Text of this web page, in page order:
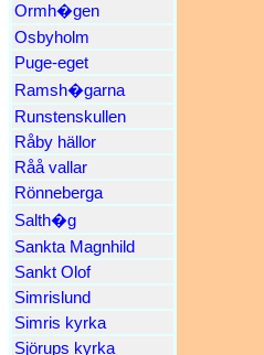
Ormh�gen
Osbyholm
Puge-eget
Ramsh�garna
Runstenskullen
Råby hällor
Råå vallar
Rönneberga
Salth�g
Sankta Magnhild
Sankt Olof
Simrislund
Simris kyrka
Sjörups kyrka